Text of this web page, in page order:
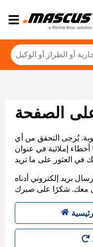
على الصفحة
يُرجى التحقق من أي
أخطاء إملائية في عنوان URL، أو عرض خريطة الموقع
بريد إلكتروني أدناه